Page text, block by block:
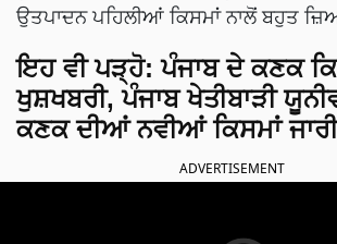
ਉਤਪਾਦਨ ਪਹਿਲੀਆਂ ਕਿਸਮਾਂ ਨਾਲੋਂ ਬਹੁਤ
ਇਹ ਵੀ ਪੜ੍ਹੋ: ਪੰਜਾਬ ਦੇ ਕਣਕ
ਖੁਸ਼ਖਬਰੀ, ਪੰਜਾਬ ਖੇਤੀਬਾੜੀ
ਕਣਕ ਦੀਆਂ ਨਵੀਆਂ ਕਿਸਮਾਂ ਜਾਰੀ
ADVERTISEMENT